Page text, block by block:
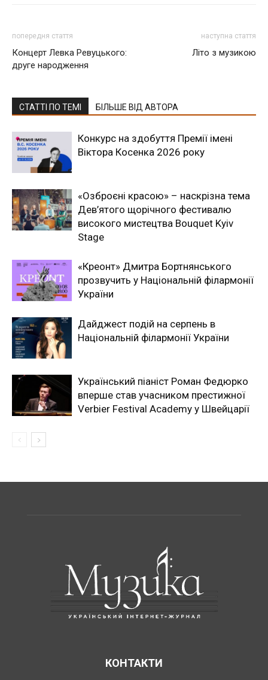
попередня стаття
Концерт Левка Ревуцького:
друге народження
наступна стаття
Літо з музикою
СТАТТІ ПО ТЕМІ БІЛЬШЕ ВІД АВТОРА
Конкурс на здобуття Премії імені
Віктора Косенка 2026 року
«Озброєні красою» – наскрізна тема
Дев’ятого щорічного фестивалю
високого мистецтва Bouquet Kyiv
Stage
«Креонт» Дмитра Бортнянського
прозвучить у Національній філармонії
України
Дайджест подій на серпень в
Національній філармонії України
Український піаніст Роман Федюрко
вперше став учасником престижної
Verbier Festival Academy у Швейцарії
КОНТАКТИ